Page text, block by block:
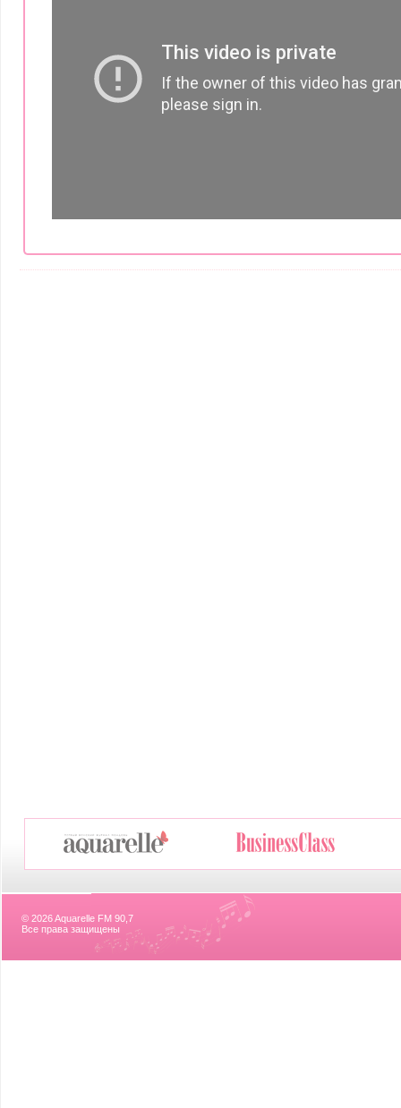
© 2026 Aquarelle FM 90,7
Все права защищены